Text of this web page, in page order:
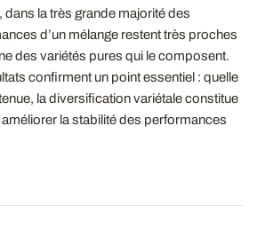
la très grande majorité des
d’un mélange restent très proches
des variétés pures qui le composent.
confirment un point essentiel : quelle
la diversification variétale constitue
la stabilité des performances